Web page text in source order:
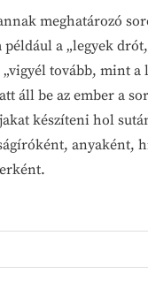
meghatározó
a „legyek
„vigyél tovább, mint a
áll be az ember a
készíteni hol
anyaként,